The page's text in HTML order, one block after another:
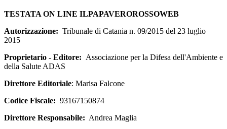
TESTATA ON LINE ILPAPAVEROROSSOWEB
Autorizzazione: Tribunale di Catania n. 09/2015 del 23 luglio
2015
Proprietario - Editore: Associazione per la Difesa dell'Ambiente e
della Salute ADAS
Direttore Editoriale: Marisa Falcone
Codice Fiscale: 93167150874
Direttore Responsabile: Andrea Maglia